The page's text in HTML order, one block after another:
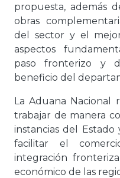
propuesta, además
obras
del sector y el
aspectos
paso fronterizo y
beneficio del
La Aduana Nacional
trabajar de manera
instancias del
facilitar el
integración
económico de las